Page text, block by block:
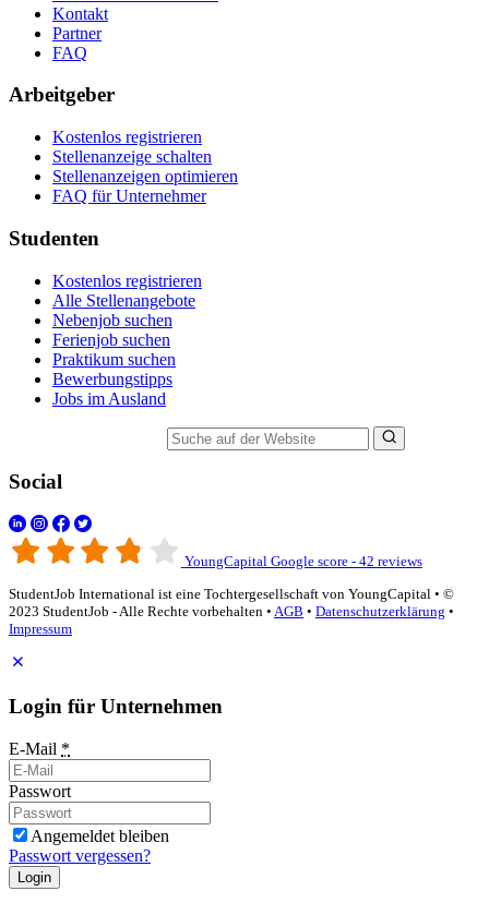
Kontakt
Partner
FAQ
Arbeitgeber
Kostenlos registrieren
Stellenanzeige schalten
Stellenanzeigen optimieren
FAQ für Unternehmer
Studenten
Kostenlos registrieren
Alle Stellenangebote
Nebenjob suchen
Ferienjob suchen
Praktikum suchen
Bewerbungstipps
Jobs im Ausland
Social
YoungCapital Google score - 42 reviews
StudentJob International ist eine Tochtergesellschaft von YoungCapital • ©
2023 StudentJob - Alle Rechte vorbehalten • AGB • Datenschutzerklärung •
Impressum
Login für Unternehmen
E-Mail *
Passwort
Angemeldet bleiben
Passwort vergessen?
Login